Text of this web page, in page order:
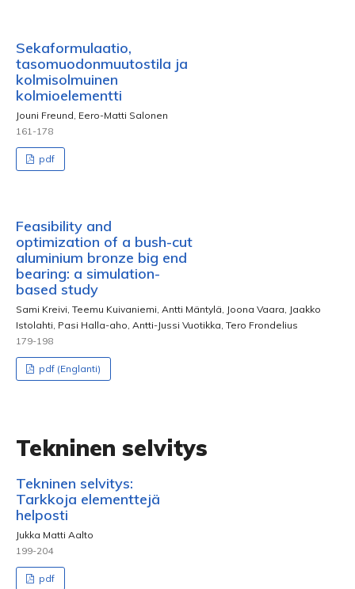
Sekaformulaatio,
tasomuodonmuutostila ja
kolmisolmuinen
kolmioelementti
Jouni Freund, Eero-Matti Salonen
161-178
pdf
Feasibility and
optimization of a bush-cut
aluminium bronze big end
bearing: a simulation-
based study
Sami Kreivi, Teemu Kuivaniemi, Antti Mäntylä, Joona Vaara, Jaakko
Istolahti, Pasi Halla-aho, Antti-Jussi Vuotikka, Tero Frondelius
179-198
pdf (Englanti)
Tekninen selvitys
Tekninen selvitys:
Tarkkoja elementtejä
helposti
Jukka Matti Aalto
199-204
pdf